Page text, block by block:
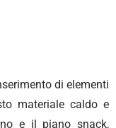
di elementi
materiale caldo e
e il piano snack,